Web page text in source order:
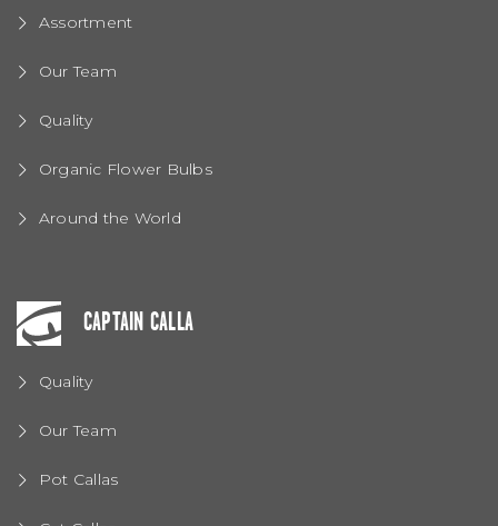
Assortment
Our Team
Quality
Organic Flower Bulbs
Around the World
CAPTAIN CALLA
Quality
Our Team
Pot Callas